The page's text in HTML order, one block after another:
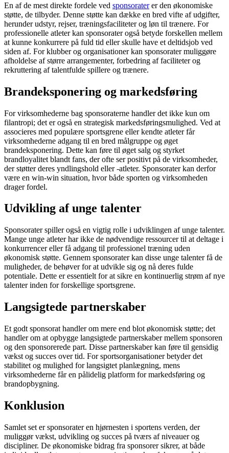
En af de mest direkte fordele ved sponsoraterer den økonomiske
støtte, de tilbyder. Denne støtte kan dække en bred vifte af udgifter,
herunder udstyr, rejser, træningsfaciliteter og løn til trænere. For
professionelle atleter kan sponsorater også betyde forskellen mellem
at kunne konkurrere på fuld tid eller skulle have et deltidsjob ved
siden af. For klubber og organisationer kan sponsorater muliggøre
afholdelse af større arrangementer, forbedring af faciliteter og
rekruttering af talentfulde spillere og trænere.
Brandeksponering og markedsføring
For virksomhederne bag sponsoraterne handler det ikke kun om
filantropi; det er også en strategisk markedsføringsmulighed. Ved at
associeres med populære sportsgrene eller kendte atleter får
virksomhederne adgang til en bred målgruppe og øget
brandeksponering. Dette kan føre til øget salg og styrket
brandloyalitet blandt fans, der ofte ser positivt på de virksomheder,
der støtter deres yndlingshold eller -atleter. Sponsorater kan derfor
være en win-win situation, hvor både sporten og virksomheden
drager fordel.
Udvikling af unge talenter
Sponsorater spiller også en vigtig rolle i udviklingen af unge talenter.
Mange unge atleter har ikke de nødvendige ressourcer til at deltage i
konkurrencer eller få adgang til professionel træning uden
økonomisk støtte. Gennem sponsorater kan disse unge talenter få de
muligheder, de behøver for at udvikle sig og nå deres fulde
potentiale. Dette er essentielt for at sikre en kontinuerlig strøm af nye
talenter inden for forskellige sportsgrene.
Langsigtede partnerskaber
Et godt sponsorat handler om mere end blot økonomisk støtte; det
handler om at opbygge langsigtede partnerskaber mellem sponsoren
og den sponsorerede part. Disse partnerskaber kan føre til gensidig
vækst og succes over tid. For sportsorganisationer betyder det
stabilitet og mulighed for langsigtet planlægning, mens
virksomhederne får en pålidelig platform for markedsføring og
brandopbygning.
Konklusion
Samlet set er sponsorater en hjørnesten i sportens verden, der
muliggør vækst, udvikling og succes på tværs af niveauer og
discipliner. De økonomiske bidrag fra sponsorer sikrer, at både